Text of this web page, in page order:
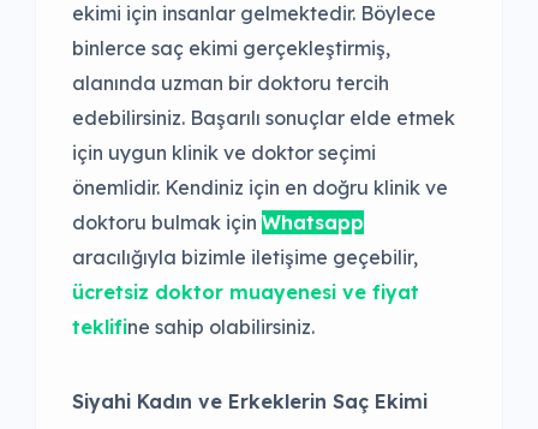
ekimi için insanlar gelmektedir. Böylece
binlerce saç ekimi gerçekleştirmiş,
alanında uzman bir doktoru tercih
edebilirsiniz. Başarılı sonuçlar elde etmek
için uygun klinik ve doktor seçimi
önemlidir. Kendiniz için en doğru klinik ve
doktoru bulmak için Whatsapp
aracılığıyla bizimle iletişime geçebilir,
ücretsiz doktor muayenesi ve fiyat
teklifine sahip olabilirsiniz.
Siyahi Kadın ve Erkeklerin Saç Ekimi